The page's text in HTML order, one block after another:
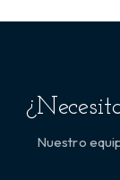
Nuestro